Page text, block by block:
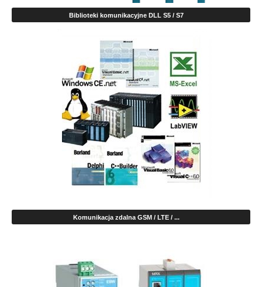
Biblioteki komunikacyjne DLL S5 / S7
Komunikacja zdalna GSM / LTE / ...